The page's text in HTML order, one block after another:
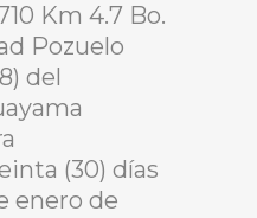
Km 4.7 Bo.
Pozuelo
del
(30) días
enero de